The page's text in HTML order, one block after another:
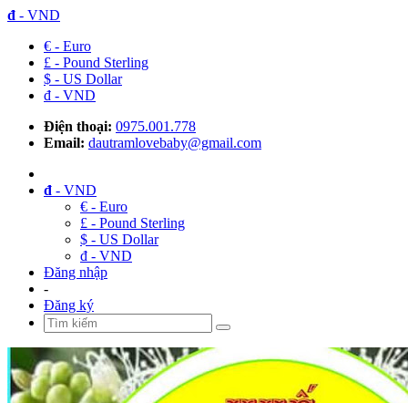
đ - VND
€ - Euro
£ - Pound Sterling
$ - US Dollar
đ - VND
Điện thoại: 0975.001.778
Email: dautramlovebaby@gmail.com
đ - VND
€ - Euro
£ - Pound Sterling
$ - US Dollar
đ - VND
Đăng nhập
-
Đăng ký